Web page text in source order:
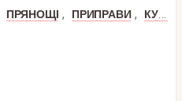
ПРЯНОЩІ , ПРИПРАВИ ,
КУРКУМА